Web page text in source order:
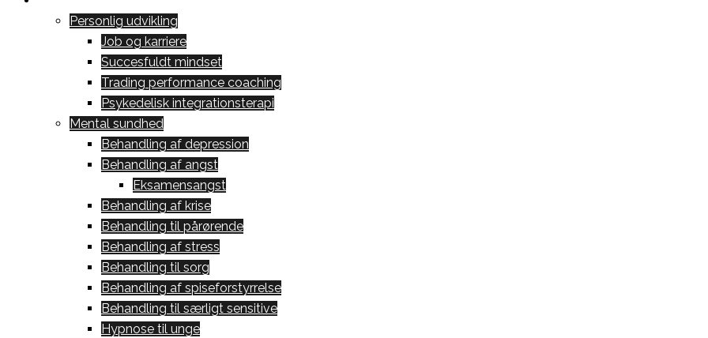
Personlig udvikling
Job og karriere
Succesfuldt mindset
Trading performance coaching
Psykedelisk integrationsterapi
Mental sundhed
Behandling af depression
Behandling af angst
Eksamensangst
Behandling af krise
Behandling til pårørende
Behandling af stress
Behandling til sorg
Behandling af spiseforstyrrelse
Behandling til særligt sensitive
Hypnose til unge